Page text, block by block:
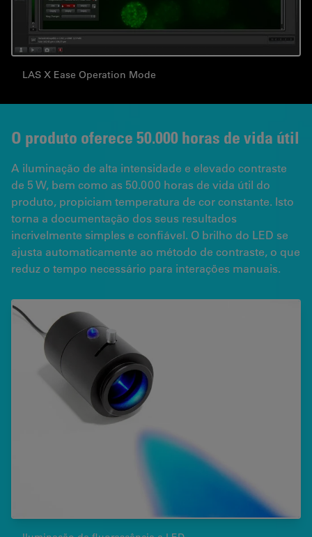
LAS X Ease Operation Mode
O produto oferece 50.000 horas de vida útil
A iluminação de alta intensidade e elevado contraste
de 5 W, bem como as 50.000 horas de vida útil do
produto, propiciam temperatura de cor constante. Isto
torna a documentação dos seus resultados
incrivelmente simples e confiável. O brilho do LED se
ajusta automaticamente ao método de contraste, o que
reduz o tempo necessário para interações manuais.